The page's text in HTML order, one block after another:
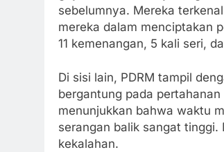
sebelumnya. Mereka
mereka dalam menciptakan
11 kemenangan, 5 kali seri,
Di sisi lain, PDRM tampil
bergantung pada
menunjukkan bahwa waktu
serangan balik sangat tinggi.
kekalahan.